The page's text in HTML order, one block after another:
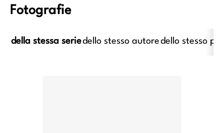
Fotografie
della stessa seriedello stesso autoredello stesso